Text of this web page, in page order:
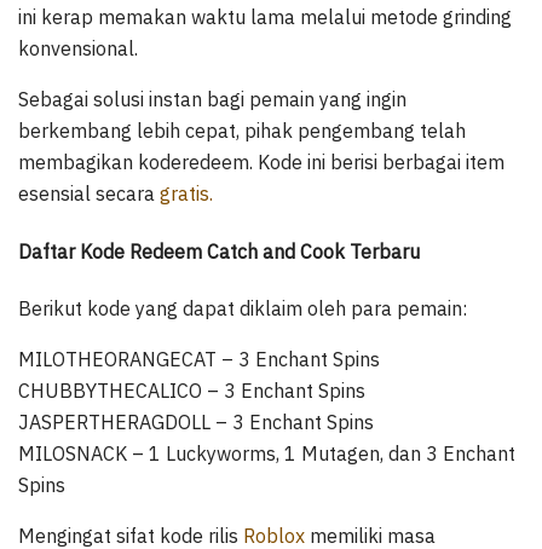
ini kerap memakan waktu lama melalui metode grinding
konvensional.
Sebagai solusi instan bagi pemain yang ingin
berkembang lebih cepat, pihak pengembang telah
membagikan koderedeem. Kode ini berisi berbagai item
esensial secara gratis.
Daftar Kode Redeem Catch and Cook Terbaru
Berikut kode yang dapat diklaim oleh para pemain:
MILOTHEORANGECAT – 3 Enchant Spins
CHUBBYTHECALICO – 3 Enchant Spins
JASPERTHERAGDOLL – 3 Enchant Spins
MILOSNACK – 1 Luckyworms, 1 Mutagen, dan 3 Enchant
Spins
Mengingat sifat kode rilis Roblox memiliki masa